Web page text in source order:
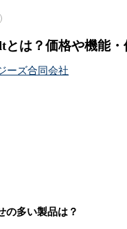
とは？価格や機能
ーズ合同会社
の多い製品は？